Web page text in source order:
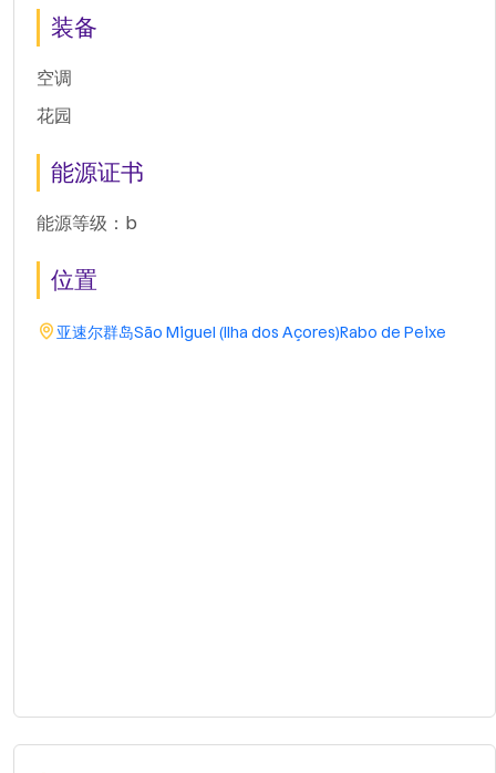
装备
空调
花园
能源证书
能源等级：b
位置
亚速尔群岛São Miguel (Ilha dos Açores)Rabo de Peixe